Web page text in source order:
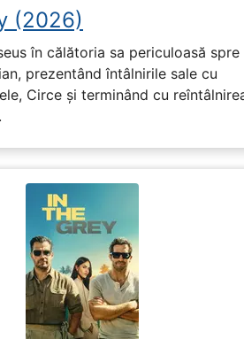
(2026)
în călătoria sa periculoasă spre
prezentând întâlnirile sale cu
Circe și terminând cu